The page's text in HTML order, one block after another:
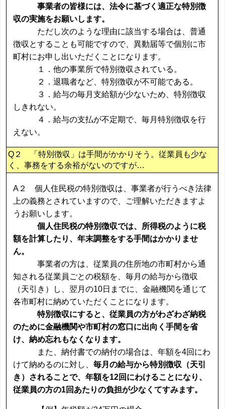
事業者の皆様には、法令に基づく適正な特別徴
収の実施をお願いします。
ただし次のような理由に該当する場合は、普通
徴収とすることも可能ですので、異動届等で個別に市
町村にお申し出いただくことになります。
１．他の事業所で特別徴収されている。
２．退職者など、特別徴収が不可能である。
３．給与の毎月支給額が少ないため、特別徴収
しきれない。
４．給与の支払が不定期で、毎月特別徴収を行
えない。
Q２ 「特別徴収」は手間がかかりそう。従業員も少な
く、事務をする余裕がないのですが…
A２個人住民税の特別徴収は、事業者が行うべき法律
上の義務とされていますので、ご理解いただきますよ
うお願いします。
個人住民税の特別徴収では、所得税のように税
額を計算したり、年末調整をする手間はかかりませ
ん。
事業者の方は、従業員の住所地の市町村から通
知される従業員ごとの税額を、毎月の給与から徴収
（天引き）し、翌月の10日までに、金融機関を通じて
各市町村に納めていただくことになります。
特別徴収にすると、従業員の方がわざわざ納税
のために金融機関や市町村の窓口に出向く手間を省
け、納め忘れもなくなります。
また、納付書での納付の場合は、年額を4回にわ
けて納めるのに対し、毎月の給与から特別徴収（天引
き）されることで、年額を12回にわけることになり、
従業員の方の1回あたりの負担が少なくてすみます。